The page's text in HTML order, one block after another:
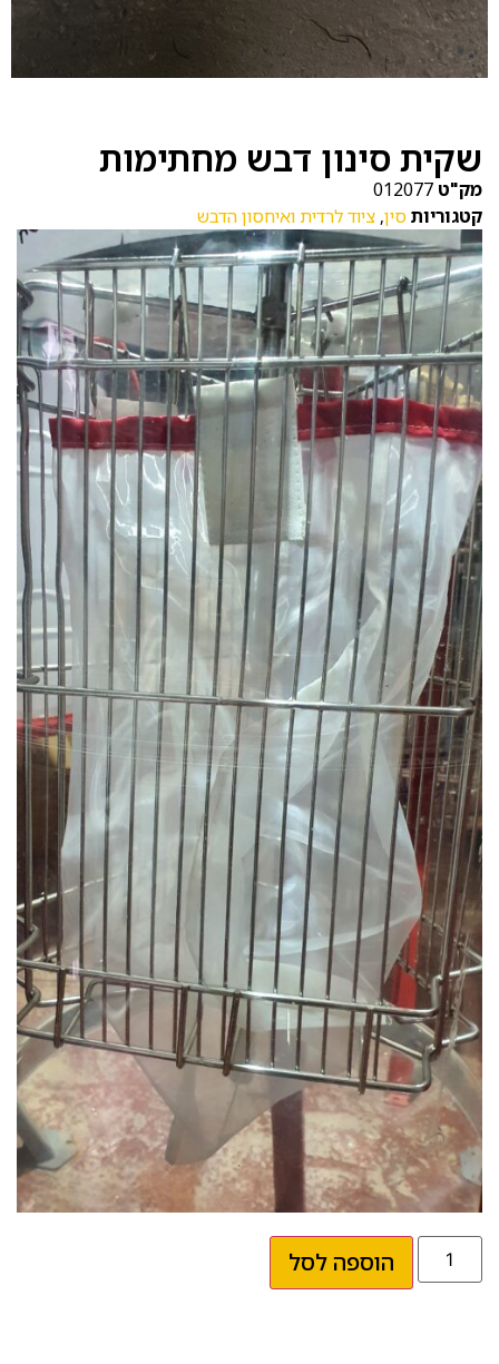
שקית סינון דבש מחתימות
מק"ט 012077
קטגוריותסין, ציוד לרדית ואיחסון הדבש
הוספה לסל